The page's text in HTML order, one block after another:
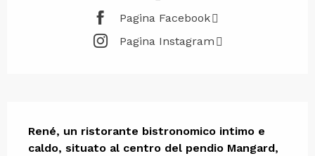
Pagina Facebook
Pagina Instagram
René, un ristorante bistronomico intimo e
caldo, situato al centro del pendio Mangard,